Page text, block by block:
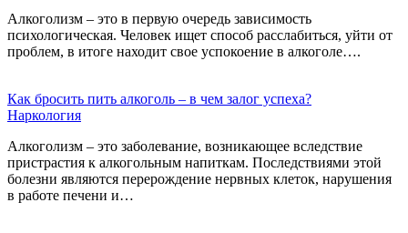
Алкоголизм – это в первую очередь зависимость
психологическая. Человек ищет способ расслабиться, уйти от
проблем, в итоге находит свое успокоение в алкоголе….
Как бросить пить алкоголь – в чем залог успеха?
Наркология
Алкоголизм – это заболевание, возникающее вследствие
пристрастия к алкогольным напиткам. Последствиями этой
болезни являются перерождение нервных клеток, нарушения
в работе печени и…